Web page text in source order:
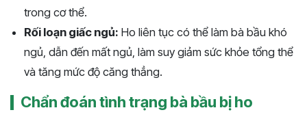
trong cơ thể.
Rối loạn giấc ngủ: Ho liên tục có thể làm bà bầu khó
ngủ, dẫn đến mất ngủ, làm suy giảm sức khỏe tổng thể
và tăng mức độ căng thẳng.
Chẩn đoán tình trạng bà bầu bị ho